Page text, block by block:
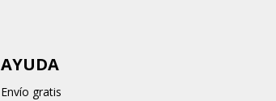
AYUDA
Envío gratis